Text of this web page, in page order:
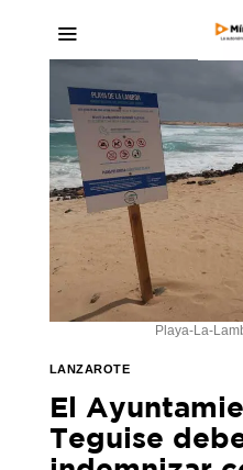
Playa-La-
LANZAROTE
El
Teguise